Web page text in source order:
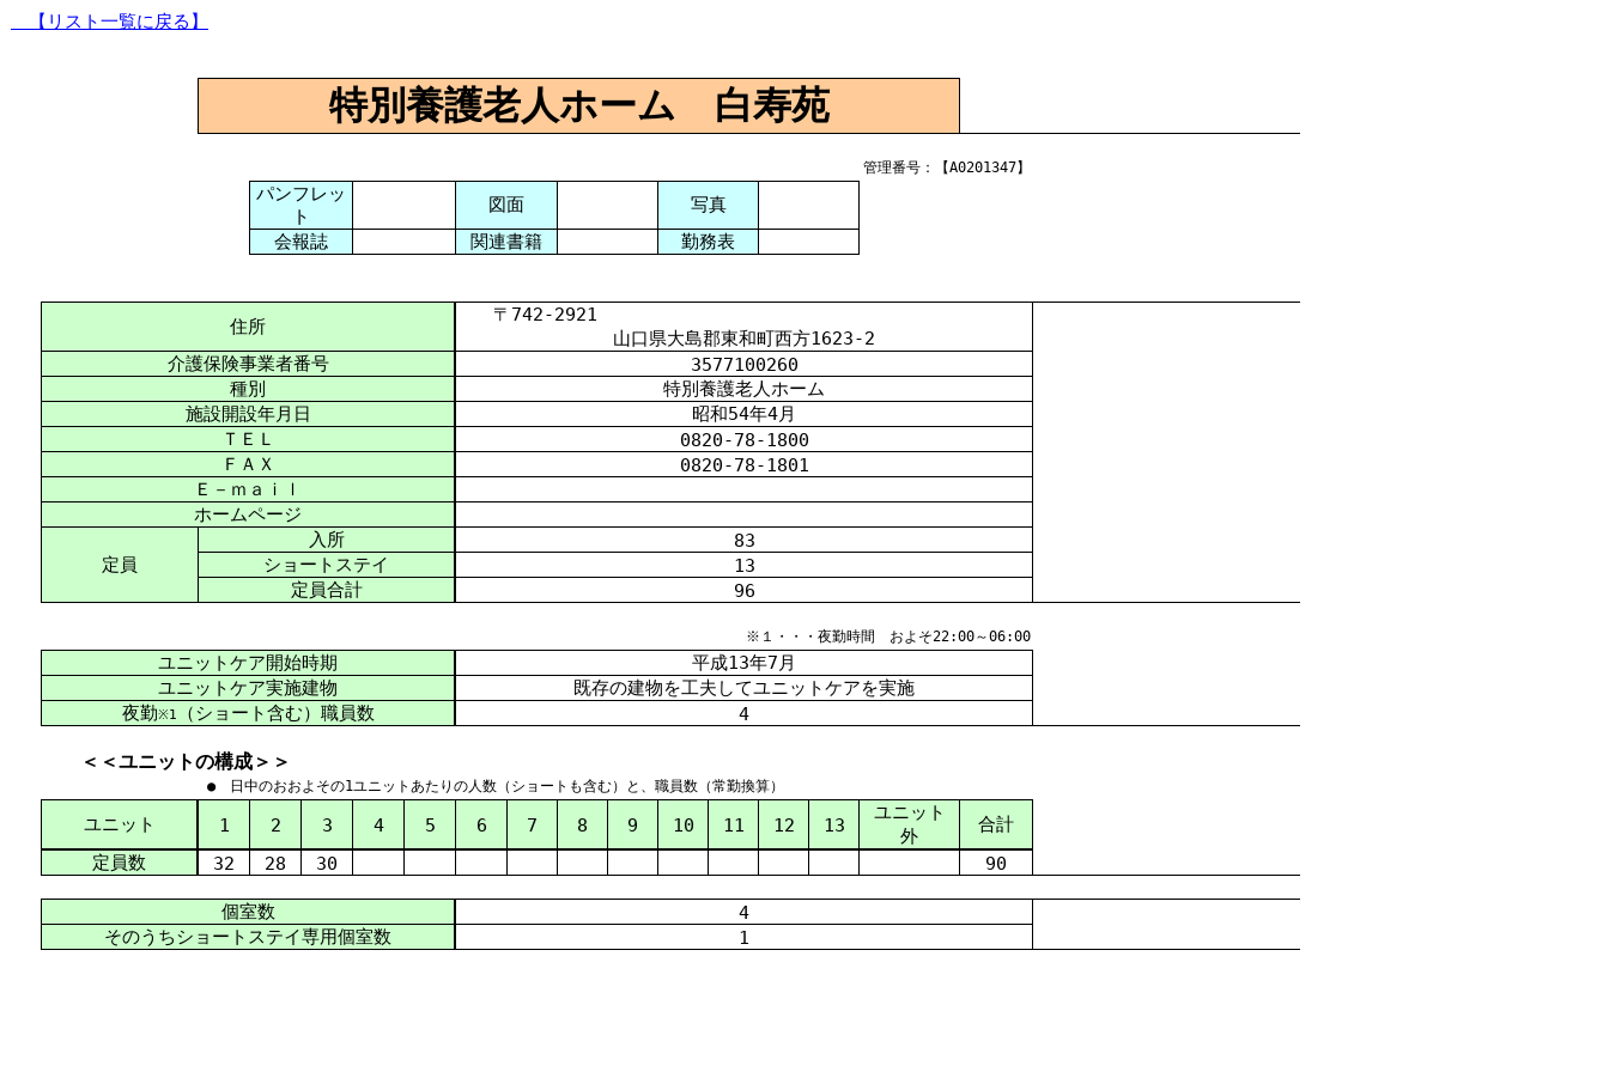
【リスト一覧に戻る】
特別養護老人ホーム 白寿苑
管理番号：【A0201347】
パンフレッ
ト
図面
写真
会報誌
関連書籍 勤務表
住所
〒742-2921
山口県大島郡東和町西方1623-2
介護保険事業者番号
3577100260
種別
特別養護老人ホーム
施設開設年月日
昭和54年4月
ＴＥＬ
0820-78-1800
ＦＡＸ
0820-78-1801
Ｅ－ｍａｉｌ
ホームページ
定員
入所
83
ショートステイ
13
定員合計
96
※１・・・夜勤時間 およそ22:00～06:00
ユニットケア開始時期 平成13年7 月
ユニットケア実施建物
既存の建物を工夫 してユニットケアを実施
夜勤※1 （ショート含む）職員数 4
＜＜ユニットの構成＞＞
● 日中のおおよその1ユニットあたりの人数（ショートも含む）と、職員数（常勤換算）
ユニット 1 2 3 4 5 6 7 8 9 10 11 12 13
ユニット
合計
外
定員数
32 28 30 90
個室数
4
そのうちショートステイ専用個室数
1